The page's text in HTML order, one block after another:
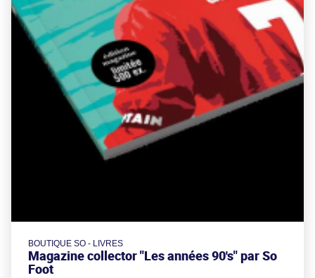
BOUTIQUE SO - LIVRES
Magazine collector "Les années 90's" par So
Foot